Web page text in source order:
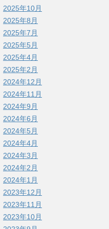
2025年10月
2025年8月
2025年7月
2025年5月
2025年4月
2025年2月
2024年12月
2024年11月
2024年9月
2024年6月
2024年5月
2024年4月
2024年3月
2024年2月
2024年1月
2023年12月
2023年11月
2023年10月